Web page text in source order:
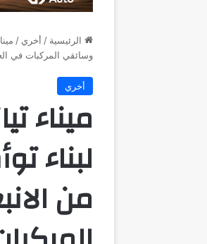
الرئيسية / أخري /
وسائقي المركبات في
أخري
ميناء
لبناء
من